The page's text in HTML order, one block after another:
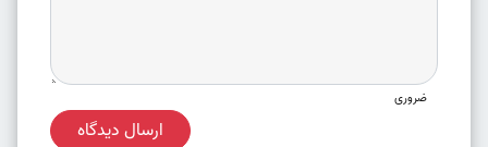
ضروری
ارسال دیدگاه